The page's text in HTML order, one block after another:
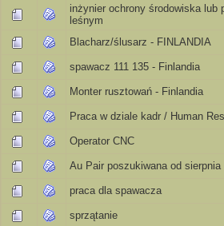
inżynier ochrony środowiska lub
leśnym
Blacharz/ślusarz - FINLANDIA
spawacz 111 135 - Finlandia
Monter rusztowań - Finlandia
Praca w dziale kadr / Human
Operator CNC
Au Pair poszukiwana od sierpnia
praca dla spawacza
sprzątanie